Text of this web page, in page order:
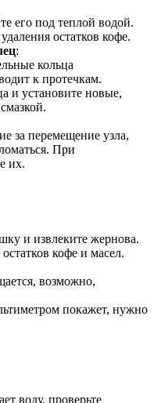
его под теплой водой.
остатков кофе.
:
кольца
к протечкам.
и установите новые,
за перемещение узла,
При
их.
и извлеките жернова.
кофе и масел.
возможно,
покажет, нужно
воду, проверьте